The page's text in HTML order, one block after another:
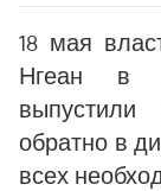
18 мая
Нгеан в
выпустили
обратно в
всех